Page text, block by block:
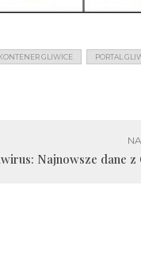
GLIWICE PORTAL
Najnowsze dane